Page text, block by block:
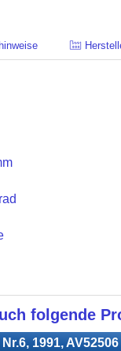
folgende
1991, AV52506